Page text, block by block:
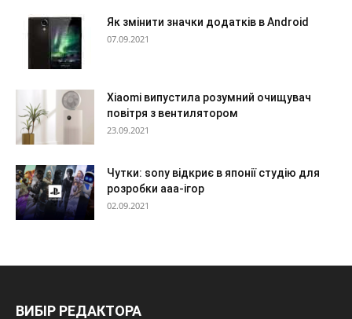
Як змінити значки додатків в Android
07.09.2021
Xiaomi випустила розумний очищувач
повітря з вентилятором
23.09.2021
Чутки: sony відкриє в японії студію для
розробки ааа-ігор
02.09.2021
ВИБІР РЕДАКТОРА